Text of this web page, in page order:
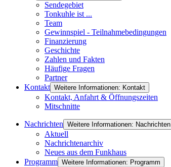
Sendegebiet
Tonkuhle ist ...
Team
Gewinnspiel - Teilnahmebedingungen
Finanzierung
Geschichte
Zahlen und Fakten
Häufige Fragen
Partner
Kontakt Weitere Informationen: Kontakt
Kontakt, Anfahrt & Öffnungszeiten
Mitschnitte
Nachrichten Weitere Informationen: Nachrichten
Aktuell
Nachrichtenarchiv
Neues aus dem Funkhaus
Programm Weitere Informationen: Programm